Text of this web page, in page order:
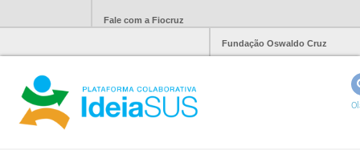
Fale com a Fiocruz
Fundação Oswaldo Cruz